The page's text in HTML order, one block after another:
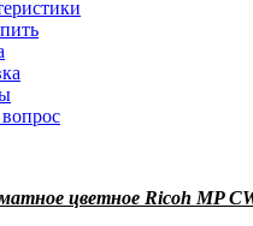
вопрос
цветное Ricoh MP